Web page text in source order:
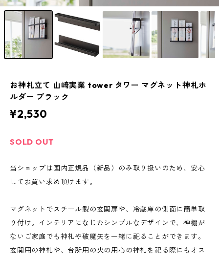
お神札立て 山崎実業 tower タワー マグネット神札ホ
ルダー ブラック
¥2,530
SOLD OUT
当ショップは国内正規品（新品）のみ取り扱いのため、安心
してお買い求め頂けます。
マグネットでスチール製の玄関扉や、冷蔵庫の側面に簡単取
り付け。インテリアになじむシンプルなデザインで、神棚が
ないご家庭でも神札や破魔矢を一緒に祀ることができます。
玄関用の神札や、台所用の火の用心の神札を祀る際にもオス